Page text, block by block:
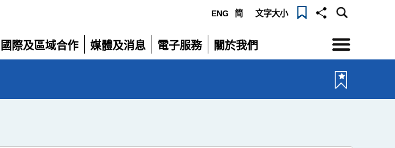
ENG 简 文字大小
國際及區域合作
展
媒體及消息
展
電子服務
展
關於我們
展
選
單